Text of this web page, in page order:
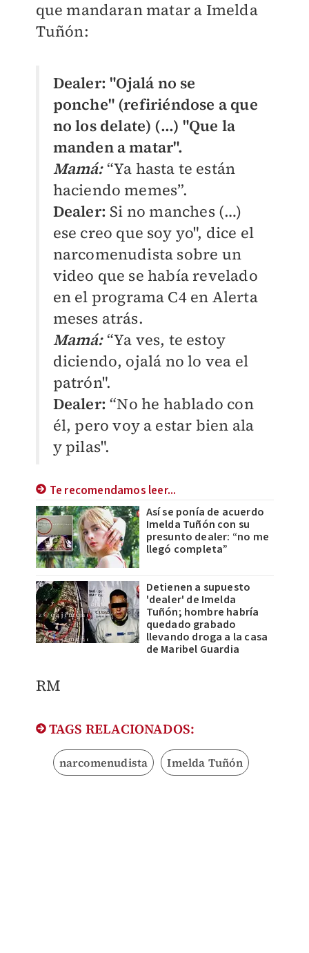
que mandaran matar a Imelda
Tuñón:
Dealer: "Ojalá no se
ponche" (refiriéndose a que
no los delate) (...) "Que la
manden a matar".
Mamá:“Ya hasta te están
haciendo memes”.
Dealer: Si no manches (…)
ese creo que soy yo", dice el
narcomenudista sobre un
video que se había revelado
en el programa C4 en Alerta
meses atrás.
Mamá: “Ya ves, te estoy
diciendo, ojalá no lo vea el
patrón".
Dealer: “No he hablado con
él, pero voy a estar bien ala
y pilas".
Te recomendamos leer...
Así se ponía de acuerdo
Imelda Tuñón con su
presunto dealer: “no me
llegó completa”
Detienen a supuesto
'dealer' de Imelda
Tuñón; hombre habría
quedado grabado
llevando droga a la casa
de Maribel Guardia
RM
TAGS RELACIONADOS:
narcomenudista Imelda Tuñón